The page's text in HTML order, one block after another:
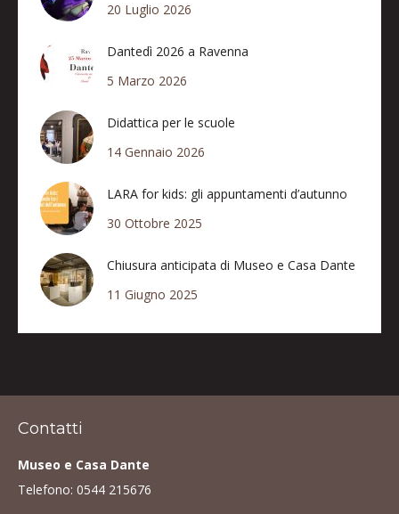
20 Luglio 2026
Dantedì 2026 a Ravenna
5 Marzo 2026
Didattica per le scuole
14 Gennaio 2026
LARA for kids: gli appuntamenti d’autunno
30 Ottobre 2025
Chiusura anticipata di Museo e Casa Dante
11 Giugno 2025
Contatti
Museo e Casa Dante
Telefono: 0544 215676